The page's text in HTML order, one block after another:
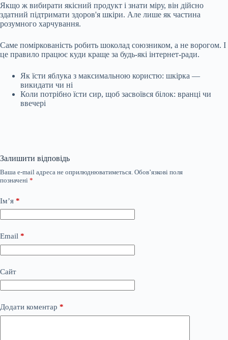
Якщо ж вибирати якісний продукт і знати міру, він дійсно
здатний підтримати здоров'я шкіри. Але лише як частина
розумного харчування.
Саме поміркованість робить шоколад союзником, а не ворогом. І
це правило працює куди краще за будь-які інтернет-ради.
Як їсти яблука з максимальною користю: шкірка —
викидати чи ні
Коли потрібно їсти сир, щоб засвоївся білок: вранці чи
ввечері
Залишити відповідь
Ваша e-mail адреса не оприлюднюватиметься. Обов’язкові поля
позначені *
Ім’я *
Email *
Сайт
Додати коментар *